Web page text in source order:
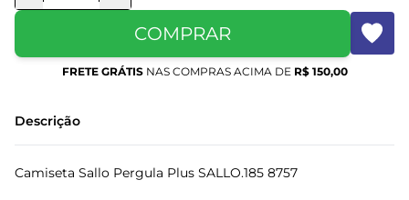
COMPRAR
FRETE GRÁTISNAS COMPRAS ACIMA DE R$ 150,00
Descrição
Camiseta Sallo Pergula Plus SALLO.185 8757